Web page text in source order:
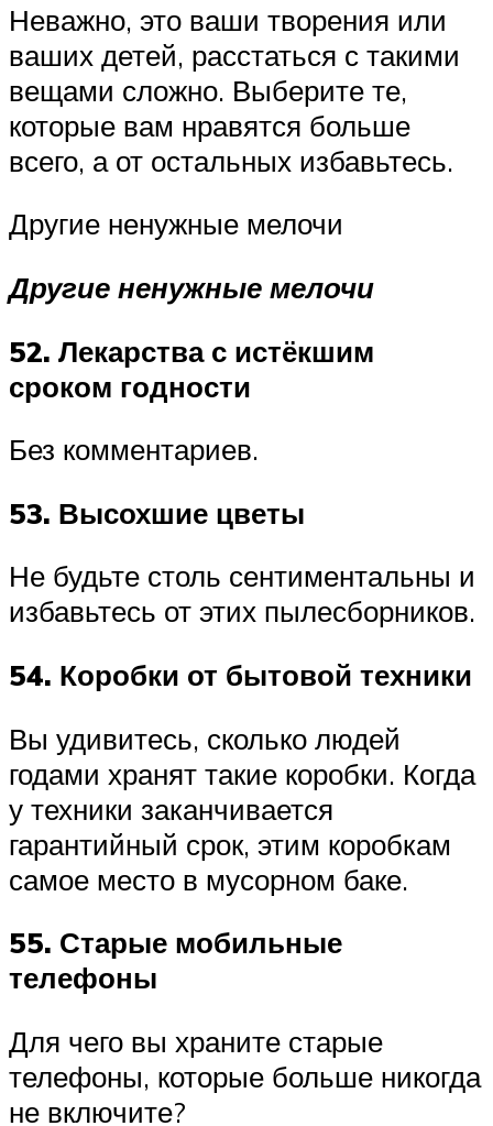
Неважно, это ваши творения или
ваших детей, расстаться с такими
вещами сложно. Выберите те,
которые вам нравятся больше
всего, а от остальных избавьтесь.
Другие ненужные мелочи
Другие ненужные мелочи
52. Лекарства с истёкшим
сроком годности
Без комментариев.
53. Высохшие цветы
Не будьте столь сентиментальны и
избавьтесь от этих пылесборников.
54. Коробки от бытовой техники
Вы удивитесь, сколько людей
годами хранят такие коробки. Когда
у техники заканчивается
гарантийный срок, этим коробкам
самое место в мусорном баке.
55. Старые мобильные
телефоны
Для чего вы храните старые
телефоны, которые больше никогда
не включите?